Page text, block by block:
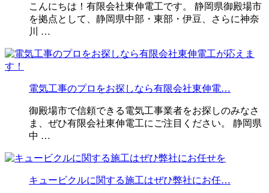
こんにちは！有限会社東伸電工です。 静岡県御殿場市
を拠点として、静岡県中部・東部・伊豆、さらに神奈
川 …
電気工事のプロをお探しなら有限会社東伸電…
御殿場市で信頼できる電気工事業者をお探しのみなさ
ま、ぜひ有限会社東伸電工にご注目ください。 静岡県
中 …
キュービクルに関する施工はぜひ弊社にお任…